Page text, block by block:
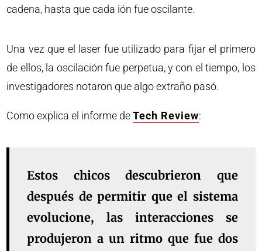
cadena, hasta que cada ión fue oscilante.
Una vez que el laser fue utilizado para fijar el primero
de ellos, la oscilación fue perpetua, y con el tiempo, los
investigadores notaron que algo extraño pasó.
Como explica el informe deTech Review:
Estos chicos descubrieron que
después de permitir que el sistema
evolucione, las interacciones se
produjeron a un ritmo que fue dos